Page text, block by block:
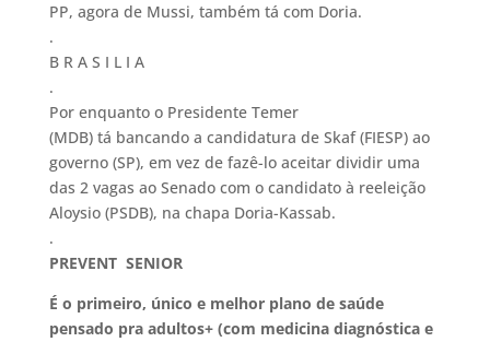
PP, agora de Mussi, também tá com Doria.
.
B R A S I L I A
.
Por enquanto o Presidente Temer
(MDB) tá bancando a candidatura de Skaf (FIESP) ao
governo (SP), em vez de fazê-lo aceitar dividir uma
das 2 vagas ao Senado com o candidato à reeleição
Aloysio (PSDB), na chapa Doria-Kassab.
.
PREVENT SENIOR
É o primeiro, único e melhor plano de saúde
pensado pra adultos+ (com medicina diagnóstica e